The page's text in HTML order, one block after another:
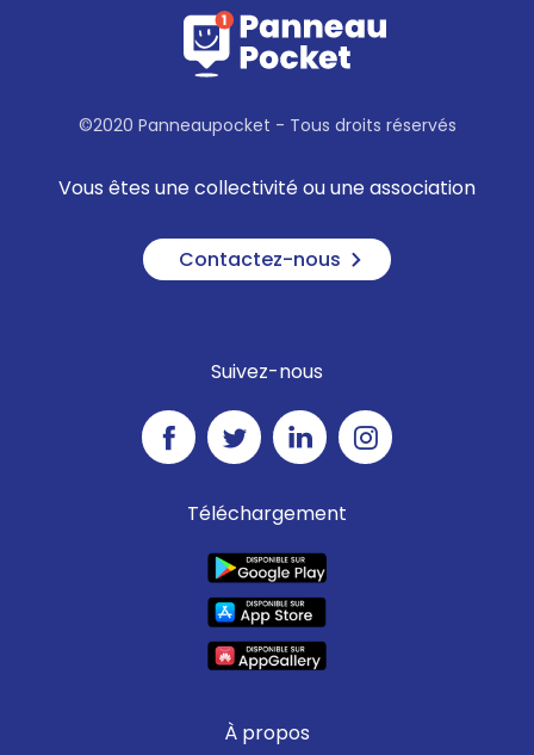
©2020 Panneaupocket - Tous droits réservés
Vous êtes une collectivité ou une association
Contactez-nous
Suivez-nous
Téléchargement
À propos